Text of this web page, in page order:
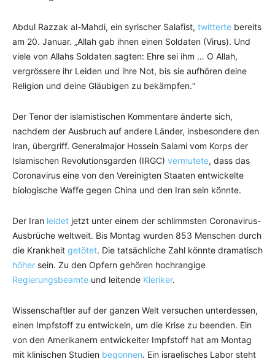
Abdul Razzak al-Mahdi, ein syrischer Salafist, twitterte bereits
am 20. Januar. „Allah gab ihnen einen Soldaten (Virus). Und
viele von Allahs Soldaten sagten: Ehre sei ihm … O Allah,
vergrössere ihr Leiden und ihre Not, bis sie aufhören deine
Religion und deine Gläubigen zu bekämpfen.“
Der Tenor der islamistischen Kommentare änderte sich,
nachdem der Ausbruch auf andere Länder, insbesondere den
Iran, übergriff. Generalmajor Hossein Salami vom Korps der
Islamischen Revolutionsgarden (IRGC) vermutete, dass das
Coronavirus eine von den Vereinigten Staaten entwickelte
biologische Waffe gegen China und den Iran sein könnte.
Der Iran leidet jetzt unter einem der schlimmsten Coronavirus-
Ausbrüche weltweit. Bis Montag wurden 853 Menschen durch
die Krankheit getötet. Die tatsächliche Zahl könnte dramatisch
höher sein. Zu den Opfern gehören hochrangige
Regierungsbeamte und leitende Kleriker.
Wissenschaftler auf der ganzen Welt versuchen unterdessen,
einen Impfstoff zu entwickeln, um die Krise zu beenden. Ein
von den Amerikanern entwickelter Impfstoff hat am Montag
mit klinischen Studien begonnen. Ein israelisches Labor steht